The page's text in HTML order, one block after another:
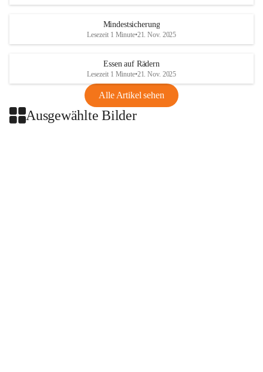
Mindestsicherung
Lesezeit 1 Minute•21. Nov. 2025
Essen auf Rädern
Lesezeit 1 Minute•21. Nov. 2025
Alle Artikel sehen
Ausgewählte Bilder